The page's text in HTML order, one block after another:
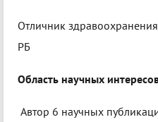
Отличник
РБ
Область научных
Автор 6 научных